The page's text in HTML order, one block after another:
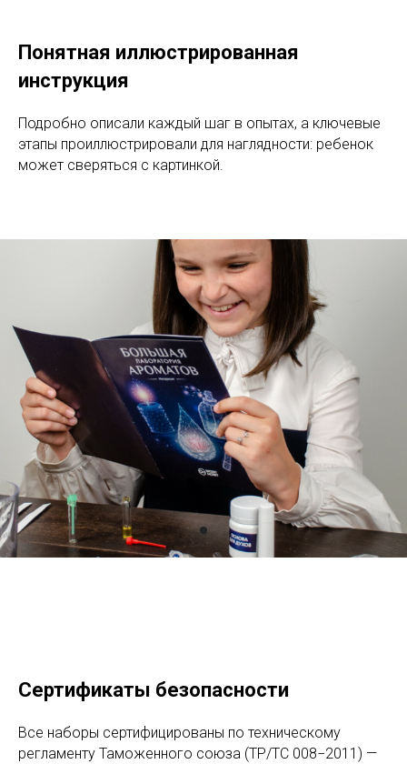
Понятная иллюстрированная
инструкция
Подробно описали каждый шаг в опытах, а ключевые
этапы проиллюстрировали для наглядности: ребенок
может сверяться с картинкой.
Сертификаты безопасности
Все наборы сертифицированы по техническому
регламенту Таможенного союза (ТР/ТС 008−2011) —